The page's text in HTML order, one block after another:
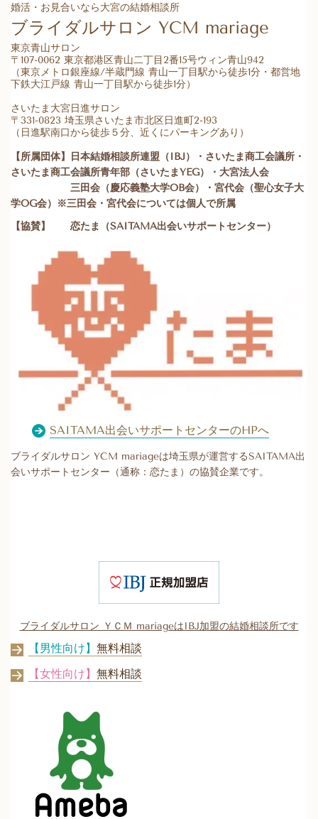
婚活・お見合いなら大宮の結婚相談所
ブライダルサロン YCM mariage
東京青山サロン
〒107-0062 東京都港区青山二丁目2番15号ウィン青山942
（東京メトロ銀座線/半蔵門線 青山一丁目駅から徒歩1分・都営地
下鉄大江戸線 青山一丁目駅から徒歩1分）
さいたま大宮日進サロン
〒331-0823 埼玉県さいたま市北区日進町2-193
（日進駅南口から徒歩５分、近くにパーキングあり）
【所属団体】日本結婚相談所連盟（IBJ）・さいたま商工会議所・
さいたま商工会議所青年部（さいたまYEG）・大宮法人会
三田会（慶応義塾大学OB会）・宮代会（聖心女子大
学OG会）※三田会・宮代会については個人で所属
【協賛】 恋たま（SAITAMA出会いサポートセンター）
SAITAMA出会いサポートセンターのHPへ
ブライダルサロン YCM mariageは埼玉県が運営するSAITAMA出
会いサポートセンター（通称：恋たま）の協賛企業です。
ブライダルサロン ＹＣＭ mariageはIBJ加盟の結婚相談所です
【男性向け】 無料相談
【女性向け】 無料相談